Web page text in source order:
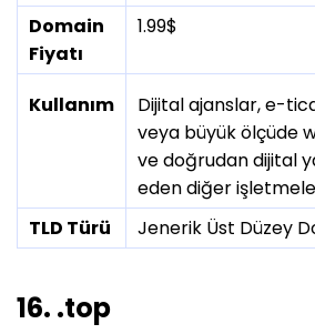
Domain
Fiyatı
1.99$
Kullanım
Dijital ajanslar, e-
veya büyük ölçüde
ve doğrudan dijital
eden diğer
TLD Türü
Jenerik Üst Düzey
16. .top